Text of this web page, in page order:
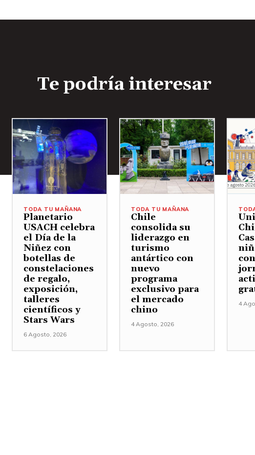
Te podría interesar
TODA TU MAÑANA
Planetario
USACH celebra
el Día de la
Niñez con
botellas de
constelaciones
de regalo,
exposición,
talleres
científicos y
Stars Wars
6 Agosto, 2026
TODA TU MAÑANA
Chile
consolida su
liderazgo en
turismo
antártico con
nuevo
programa
exclusivo para
el mercado
chino
4 Agosto, 2026
4